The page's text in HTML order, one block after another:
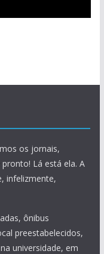
os jornais,
Lá está ela. A
infelizmente,
ônibus
preestabelecidos,
universidade, em